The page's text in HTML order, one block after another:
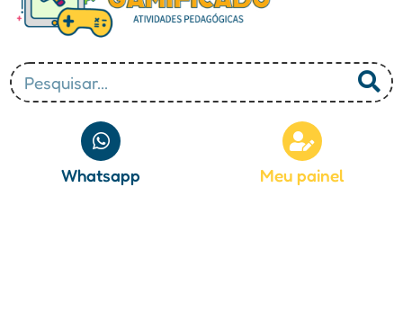
Whatsapp Meu painel